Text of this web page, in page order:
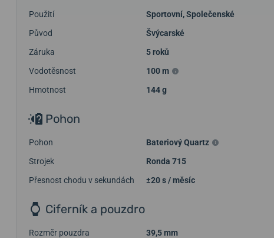
Použití
Sportovní,Společenské
Původ
Švýcarské
Záruka
5 roků
Vodotěsnost
100 m
Hmotnost
144 g
Pohon
Pohon
Bateriový Quartz
Strojek
Ronda 715
Přesnost chodu v sekundách
±20 s / měsíc
Ciferník a pouzdro
Rozměr pouzdra
39,5 mm